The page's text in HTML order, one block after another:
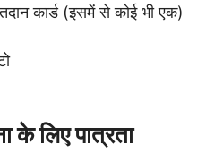
कार्ड (इसमें से कोई भी एक)
के लिए पात्रता